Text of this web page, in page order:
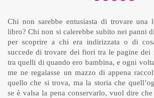
Chi non sarebbe entusiasta di trovare una
libro? Chi non si calerebbe subito nei panni
per scoprire a chi era indirizzata o di
succede di trovare dei fiori tra le pagine dei
tra quelli di quando ero bambina, e ogni
me ne regalasse un mazzo di appena
quello che si trova, ma la storia che
se è valsa la pena conservarlo, vuol dire